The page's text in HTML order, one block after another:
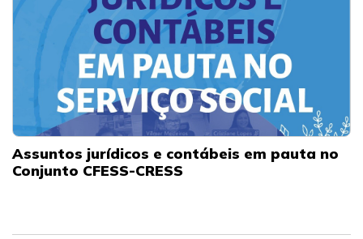
Assuntos jurídicos e contábeis em pauta no
Conjunto CFESS-CRESS